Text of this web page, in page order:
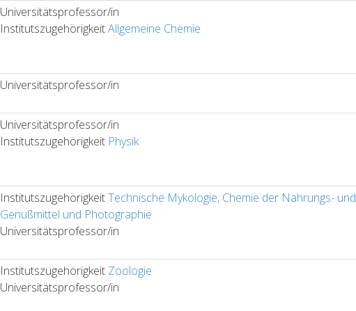
Universitätsprofessor/in
InstitutszugehörigkeitAllgemeine Chemie
Universitätsprofessor/in
Universitätsprofessor/in
Institutszugehörigkeit Physik
InstitutszugehörigkeitTechnische Mykologie, Chemie der Nahrungs- und
Genußmittel und Photographie
Universitätsprofessor/in
Institutszugehörigkeit Zoologie
Universitätsprofessor/in